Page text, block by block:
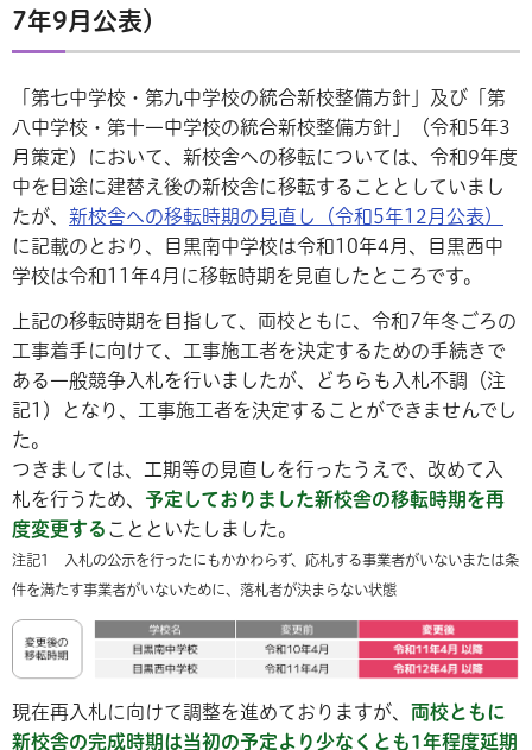
7年9月公表）
「第七中学校・第九中学校の統合新校整備方針」及び「第
八中学校・第十一中学校の統合新校整備方針」（令和5年3
月策定）において、新校舎への移転については、令和9年度
中を目途に建替え後の新校舎に移転することとしていまし
たが、 新校舎への移転時期の見直し（令和5年12月公表）
に記載のとおり、目黒南中学校は令和10年4月、目黒西中
学校は令和11年4月に移転時期を見直したところです。
上記の移転時期を目指して、両校ともに、令和7年冬ごろの
工事着手に向けて、工事施工者を決定するための手続きで
ある一般競争入札を行いましたが、どちらも入札不調（注
記1）となり、工事施工者を決定することができませんでし
た。
つきましては、工期等の見直しを行ったうえで、改めて入
札を行うため、 予定しておりました新校舎の移転時期を再
度変更する ことといたしました。
注記1 入札の公示を行ったにもかかわらず、応札する事業者がいないまたは条
件を満たす事業者がいないために、落札者が決まらない状態
現在再入札に向けて調整を進めておりますが、 両校ともに
新校舎の完成時期は当初の予定より少なくとも1年程度延期